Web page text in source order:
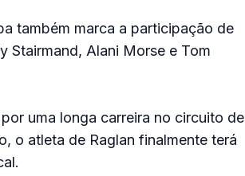
também marca a participação de
Stairmand, Alani Morse e Tom
uma longa carreira no circuito de
o atleta de Raglan finalmente terá